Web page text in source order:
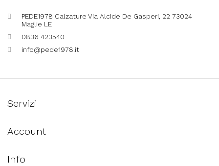
PEDE1978 Calzature Via Alcide De Gasperi, 22 73024
Maglie LE
0836 423540
info@pede1978.it
Servizi
Account
Info